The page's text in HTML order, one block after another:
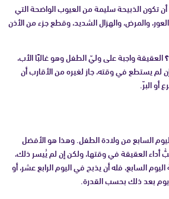
تكون الذبيحة سليمة من العيوب الواضحة التي
والمرض، والهزال الشديد، وقطع جزء من الأذن
العقيقة واجبة على وليّ الطفل وهو غالبًا الأب،
لم يستطع في وقته، جاز لغيره من الأقارب أن
أو البرّ.
السابع من ولادة الطفل. وهذا هو الأفضل
أداء العقيقة في وقتها، ولكن إن لم يُيسر ذلك،
السابع، فله أن يذبح في اليوم الرابع عشر، أو
بعد ذلك بحسب القدرة.